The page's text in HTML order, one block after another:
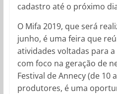
cadastro até o próximo
O Mifa 2019, que será
junho, é uma feira que
atividades voltadas para
com foco na geração de
Festival de Annecy (de 10
produtores, é uma